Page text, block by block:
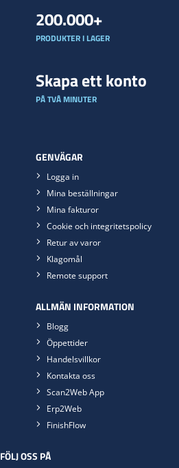
200.000+
PRODUKTER I LAGER
Skapa ett konto
PÅ TVÅ MINUTER
GENVÄGAR
Logga in
Mina beställningar
Mina fakturor
Cookie och integritetspolicy
Retur av varor
Klagomål
Remote support
ALLMÄN INFORMATION
Blogg
Öppettider
Handelsvillkor
Kontakta oss
Scan2Web App
Erp2Web
FinishFlow
FÖLJ OSS PÅ